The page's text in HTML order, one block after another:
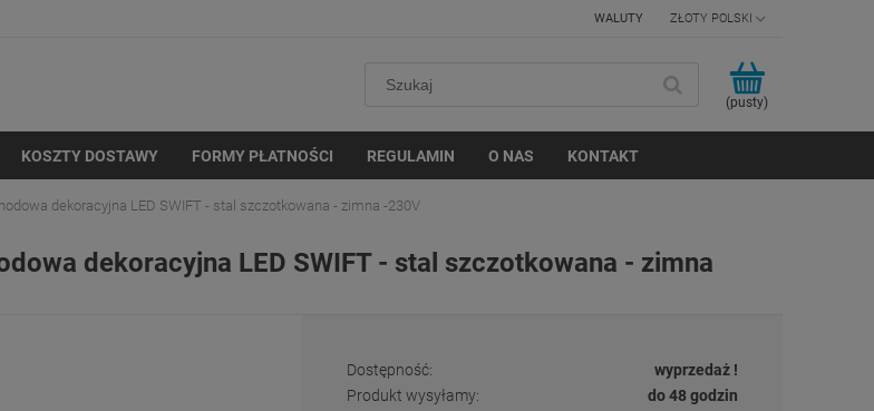
WALUTY
(pusty)
KOSZTY DOSTAWY FORMY PŁATNOŚCI REGULAMIN O NAS KONTAKT
dekoracyjna LED SWIFT - stal szczotkowana - zimna -230V
dekoracyjna LED SWIFT - stal szczotkowana - zimna
Dostępność:
wyprzedaż !
Produkt wysyłamy:
do 48 godzin